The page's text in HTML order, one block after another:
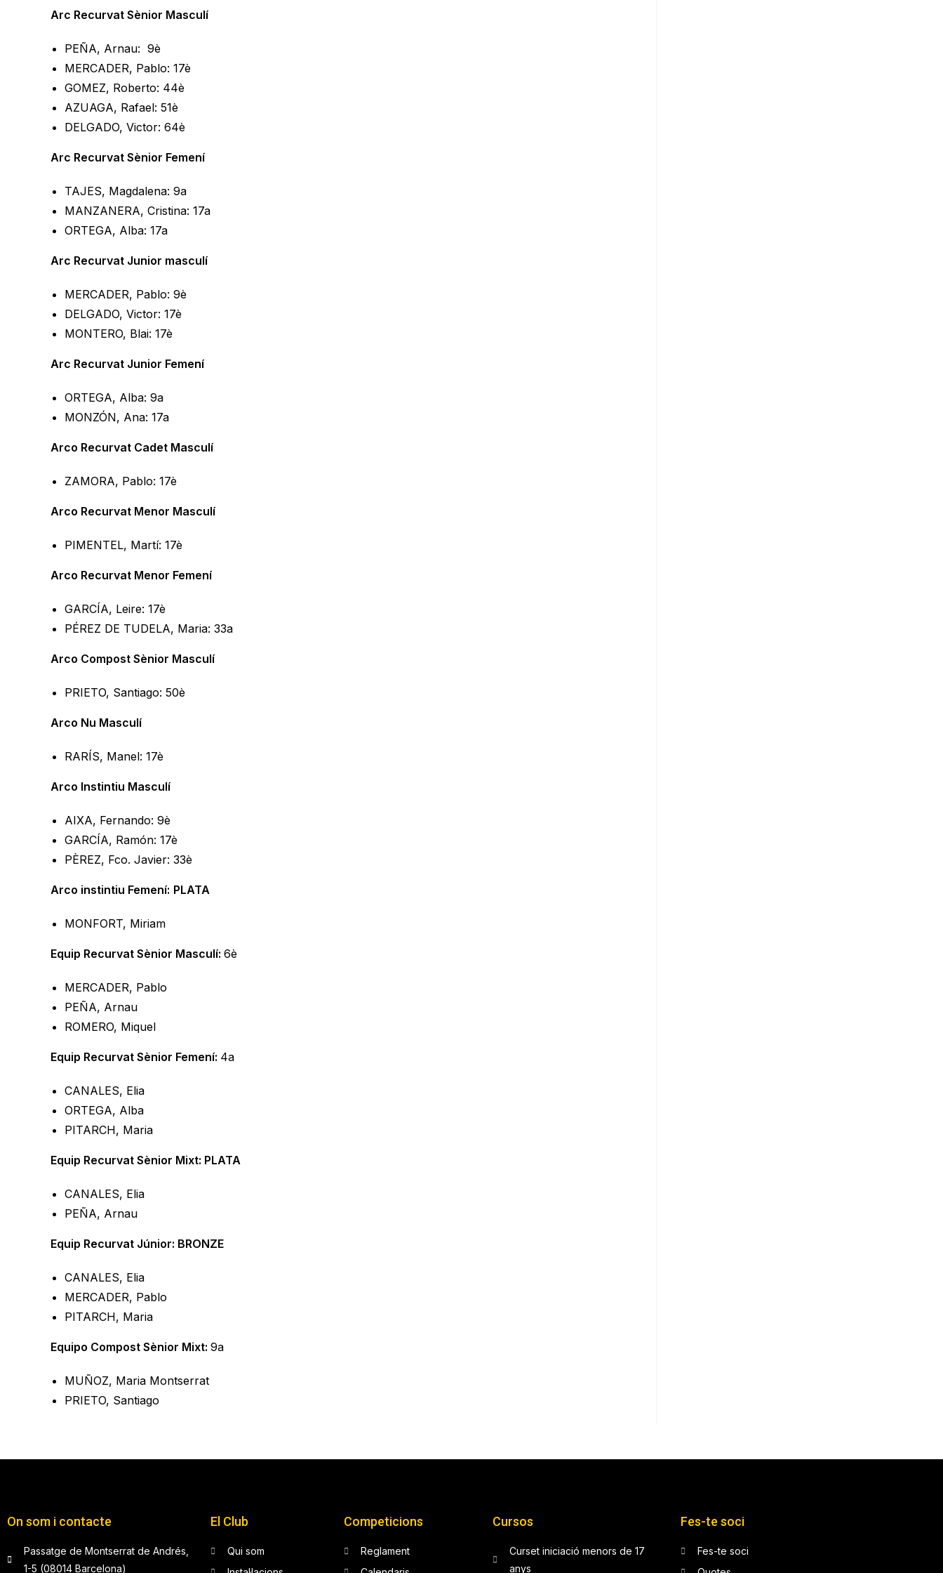
Arc Recurvat Sènior Masculí
PEÑA, Arnau: 9è
MERCADER, Pablo: 17è
GOMEZ, Roberto: 44è
AZUAGA, Rafael: 51è
DELGADO, Victor: 64è
Arc Recurvat Sènior Femení
TAJES, Magdalena: 9a
MANZANERA, Cristina: 17a
ORTEGA, Alba: 17a
Arc Recurvat Junior masculí
MERCADER, Pablo: 9è
DELGADO, Victor: 17è
MONTERO, Blai: 17è
Arc Recurvat Junior Femení
ORTEGA, Alba: 9a
MONZÓN, Ana: 17a
Arco Recurvat Cadet Masculí
ZAMORA, Pablo: 17è
Arco Recurvat Menor Masculí
PIMENTEL, Martí: 17è
Arco Recurvat Menor Femení
GARCÍA, Leire: 17è
PÉREZ DE TUDELA, Maria: 33a
Arco Compost Sènior Masculí
PRIETO, Santiago: 50è
Arco Nu Masculí
RARÍS, Manel: 17è
Arco Instintiu Masculí
AIXA, Fernando: 9è
GARCÍA, Ramón: 17è
PÈREZ, Fco. Javier: 33è
Arco instintiu Femení: PLATA
MONFORT, Miriam
Equip Recurvat Sènior Masculí: 6è
MERCADER, Pablo
PEÑA, Arnau
ROMERO, Miquel
Equip Recurvat Sènior Femení: 4a
CANALES, Elia
ORTEGA, Alba
PITARCH, Maria
Equip Recurvat Sènior Mixt: PLATA
CANALES, Elia
PEÑA, Arnau
Equip Recurvat Júnior: BRONZE
CANALES, Elia
MERCADER, Pablo
PITARCH, Maria
Equipo Compost Sènior Mixt: 9a
MUÑOZ, Maria Montserrat
PRIETO, Santiago
On som i contacte
Passatge de Montserrat de Andrés,
1-5 (08014 Barcelona)
El Club
Qui som
Competicions
Reglament
Cursos
Curset iniciació menors de 17
anys
Fes-te soci
Fes-te soci